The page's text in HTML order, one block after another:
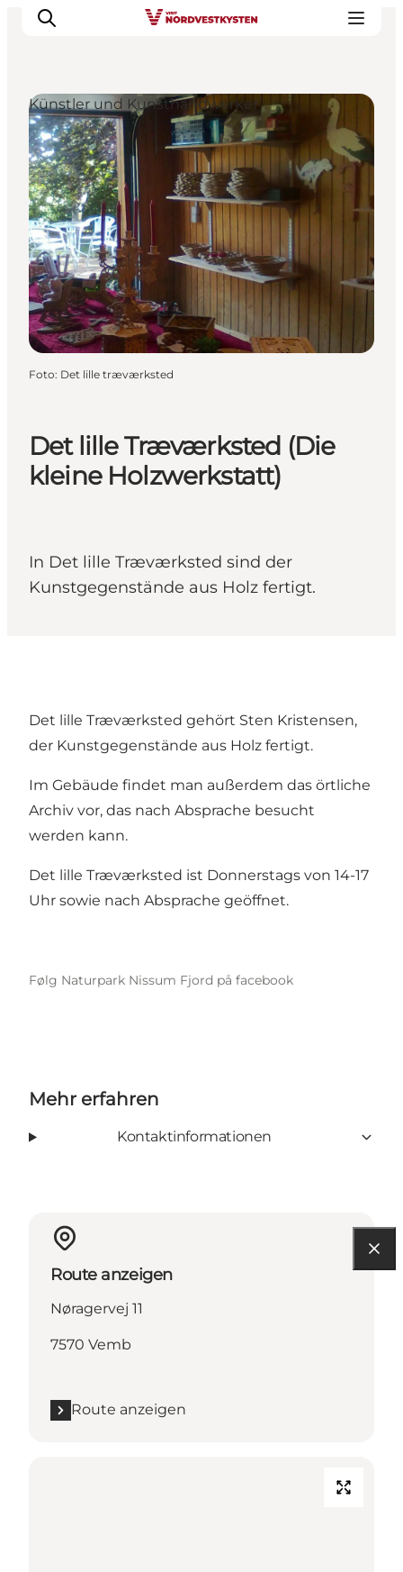
Urlaubsorte
Inspiration
Events
Unterkunft
Mach deine Urlaubsplanung
Det lille Træværksted (Die
kleine Holzwerkstatt)
In Det lille Træværksted sind der
Kunstgegenstände aus Holz fertigt.
Künstler und Kunsthandwerker
Foto: Det lille træværksted
Det lille Træværksted gehört Sten Kristensen,
der Kunstgegenstände aus Holz fertigt.
Im Gebäude findet man außerdem das örtliche
Archiv vor, das nach Absprache besucht
werden kann.
Det lille Træværksted ist Donnerstags von 14-17
Uhr sowie nach Absprache geöffnet.
Følg Naturpark Nissum Fjord på facebook
Mehr erfahren
Kontaktinformationen
Route anzeigen
Nøragervej 11
7570 Vemb
Route anzeigen